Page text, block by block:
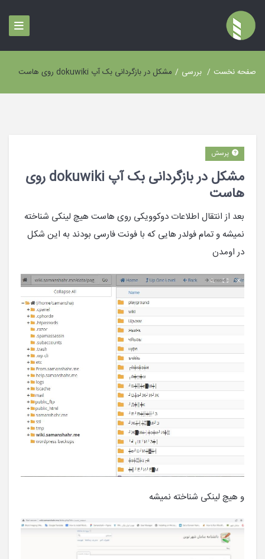
صفحه نخست / بررسی / مشکل در بازگردانی بک آپ dokuwiki روی هاست
مشکل در بازگردانی بک آپ dokuwiki روی
هاست
پرسش
بعد از انتقال اطلاعات دوکوویکی روی هاست هیچ لینکی شناخته
نمیشه و تمام فولدر هایی که با فونت فارسی بودند به این شکل
در اومدن
و هیچ لینکی شناخته نمیشه